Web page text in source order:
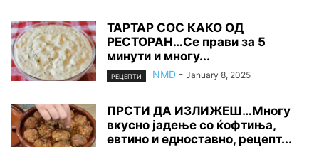
ТАРТАР СОС КАКО ОД
РЕСТОРАН…Се прави за 5
минути и многу...
РЕЦЕПТИ NMD - January 8, 2025
ПРСТИ ДА ИЗЛИЖЕШ…Многу
вкусно јадење со ќофтиња,
евтино и едноставно, рецепт...